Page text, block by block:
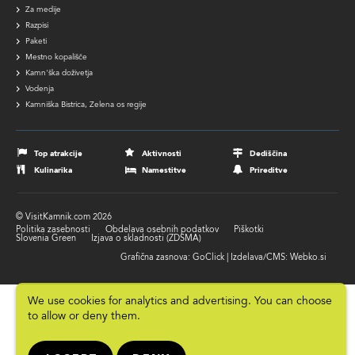
Za medije
Razpisi
Paketi
Mestno kopališče
Kamn'ška doživetja
Vodenja
Kamniška Bistrica, Zelena os regije
navigation
Top atrakcije Aktivnosti Dediščina
Kulinarika Namestitve Prireditve
© VisitKamnik.com 2026
Footer
Politika zasebnosti Obdelava osebnih podatkov
Piškotki
Slovenia Green
Izjava o skladnosti (ZDSMA)
Grafična zasnova: GoClick | Izdelava/CMS: Webko.si
We use cookies for analytics and advertising. You can choose
to allow or deny them.